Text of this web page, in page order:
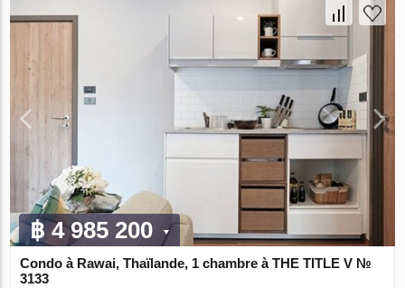
฿ 4 985 200
Condo à Rawai, Thaïlande, 1 chambre à THE TITLE V №
3133